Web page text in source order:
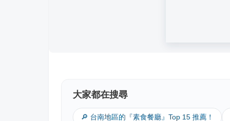
大家都在搜尋
🔎 台南地區的『素食餐廳』Top 15 推薦！